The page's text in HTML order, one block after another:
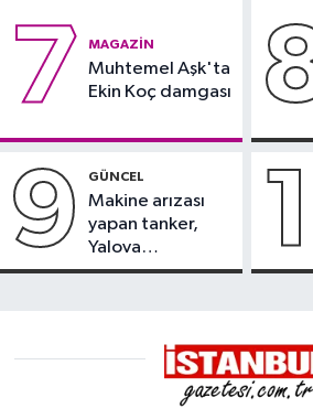
7 MAGAZIN
Muhtemel Aşk'ta
Ekin Koç damgası
9 GÜNCEL
Makine arızası
yapan tanker,
Yalova
Demirleme